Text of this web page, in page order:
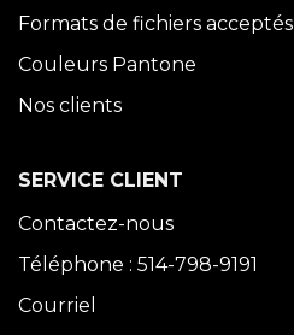
Formats de fichiers acceptés
Couleurs Pantone
Nos clients
SERVICE CLIENT
Contactez-nous
Téléphone : 514-798-9191
Courriel